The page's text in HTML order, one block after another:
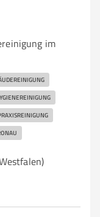
im